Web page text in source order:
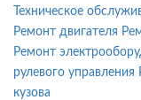
Техническое
Ремонт двигателя
Ремонт
рулевого управления
кузова